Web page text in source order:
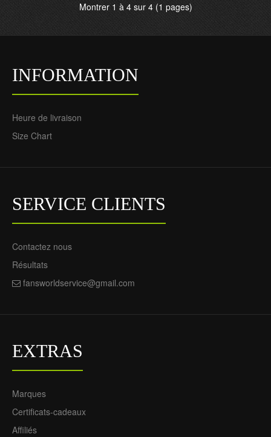
Montrer 1 à 4 sur 4 (1 pages)
INFORMATION
Heure de livraison
Size Chart
SERVICE CLIENTS
Contactez nous
Résultats
fansworldservice@gmail.com
EXTRAS
Marques
Certificats-cadeaux
Affiliés